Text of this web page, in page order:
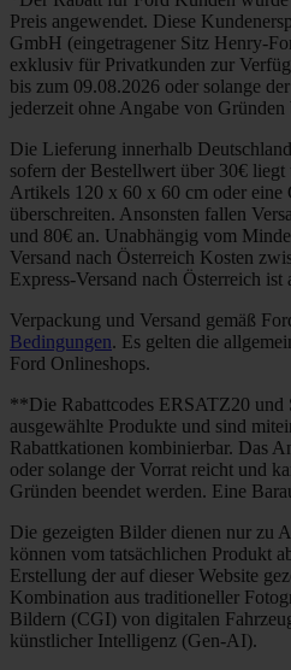
Preis angewendet. Diese
GmbH (eingetragener Sitz Henry-
exklusiv für Privatkunden zur
bis zum 09.08.2026 oder solange
jederzeit ohne Angabe von Gründen
Die Lieferung innerhalb
sofern der Bestellwert über 30€ liegt
Artikels 120 x 60 x 60 cm oder eine
überschreiten. Ansonsten fallen
und 80€ an. Unabhängig vom
Versand nach Österreich Kosten
Express-Versand nach Österreich
Verpackung und Versand gemäß
Bedingungen. Es gelten die
Ford Onlineshops.
**Die Rabattcodes ERSATZ20 und
ausgewählte Produkte und sind
Rabattkationen kombinierbar. Das
oder solange der Vorrat reicht und
Gründen beendet werden. Eine
Die gezeigten Bilder dienen nur zu
können vom tatsächlichen Produkt
Erstellung der auf dieser Website
Kombination aus traditioneller
Bildern (CGI) von digitalen
künstlicher Intelligenz (Gen-AI).